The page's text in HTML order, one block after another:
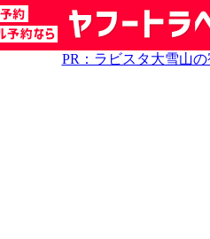
PR：ラビスタ大雪山